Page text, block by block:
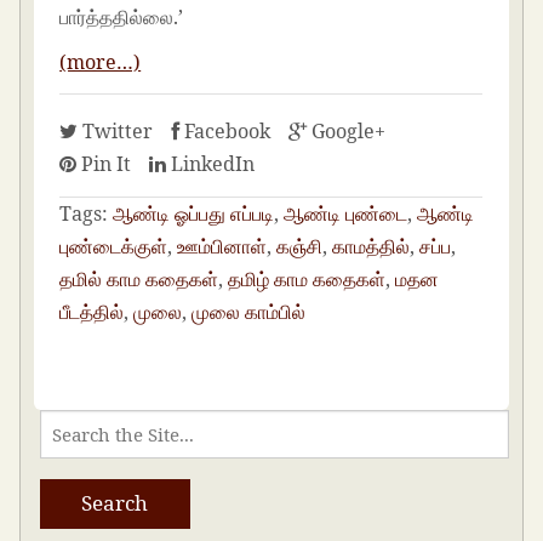
பார்த்ததில்லை.’
(more…)
Twitter Facebook
Google+
Pin It
LinkedIn
Tags: ஆண்டி ஓப்பது எப்படி,ஆண்டி புண்டை,ஆண்டி
புண்டைக்குள்,ஊம்பினாள்,கஞ்சி,காமத்தில்,சப்ப,
தமில் காம கதைகள்,தமிழ் காம கதைகள்,மதன
பீடத்தில்,முலை,முலை காம்பில்